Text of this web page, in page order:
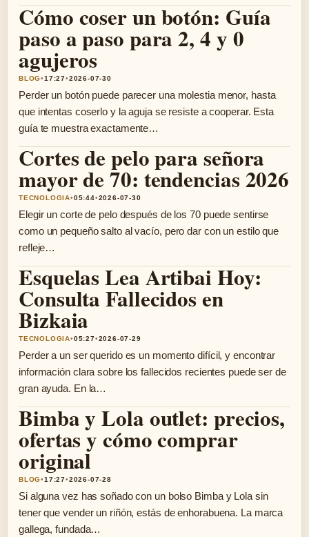
Cómo coser un botón: Guía
paso a paso para 2, 4 y 0
agujeros
BLOG•17:27•2026-07-30
Perder un botón puede parecer una molestia menor, hasta
que intentas coserlo y la aguja se resiste a cooperar. Esta
guía te muestra exactamente…
Cortes de pelo para señora
mayor de 70: tendencias 2026
TECNOLOGIA•05:44•2026-07-30
Elegir un corte de pelo después de los 70 puede sentirse
como un pequeño salto al vacío, pero dar con un estilo que
refleje…
Esquelas Lea Artibai Hoy:
Consulta Fallecidos en
Bizkaia
TECNOLOGIA•05:27•2026-07-29
Perder a un ser querido es un momento difícil, y encontrar
información clara sobre los fallecidos recientes puede ser de
gran ayuda. En la…
Bimba y Lola outlet: precios,
ofertas y cómo comprar
original
BLOG•17:27•2026-07-28
Si alguna vez has soñado con un bolso Bimba y Lola sin
tener que vender un riñón, estás de enhorabuena. La marca
gallega, fundada…